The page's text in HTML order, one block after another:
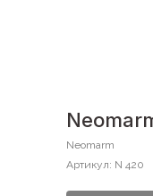
Neomarm
Артикул: N 420